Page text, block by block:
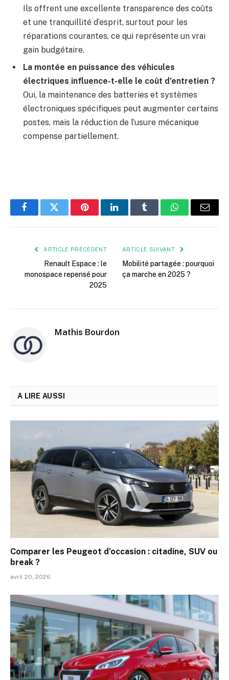
Ils offrent une excellente transparence des coûts
et une tranquillité d’esprit, surtout pour les
réparations courantes, ce qui représente un vrai
gain budgétaire.
La montée en puissance des véhicules
électriques influence-t-elle le coût d’entretien ?
Oui, la maintenance des batteries et systèmes
électroniques spécifiques peut augmenter certains
postes, mais la réduction de l’usure mécanique
compense partiellement.
FacebookTwitter PinterestLinkedInTumblr WhatsApp
E-
ARTICLE PRÉCÉDENT
Renault Espace : le
monospace repensé pour
2025
ARTICLE SUIVANT
Mobilité partagée : pourquoi
ça marche en 2025 ?
Mathis Bourdon
A LIRE AUSSI
Comparer les Peugeot d’occasion : citadine, SUV ou
break ?
avril 20, 2026